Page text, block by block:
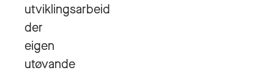
utviklingsarbeid
der
eigen
utøvande